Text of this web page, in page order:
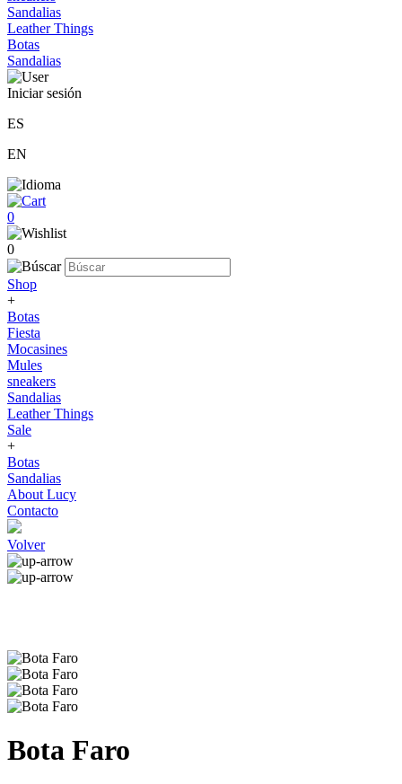
Sandalias
Leather Things
Botas
Sandalias
Iniciar sesión
ES
EN
0
0
Shop
+
Botas
Fiesta
Mocasines
Mules
sneakers
Sandalias
Leather Things
Sale
+
Botas
Sandalias
About Lucy
Contacto
Volver
Bota Faro